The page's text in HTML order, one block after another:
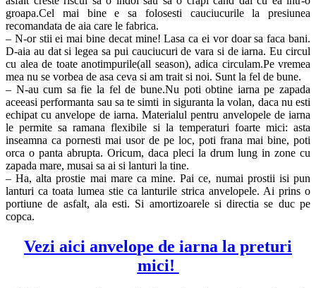
groapa.Cel mai bine e sa folosesti cauciucurile la presiunea
recomandata de aia care le fabrica.
– N-or stii ei mai bine decat mine! Lasa ca ei vor doar sa faca bani.
D-aia au dat si legea sa pui cauciucuri de vara si de iarna. Eu circul
cu alea de toate anotimpurile(all season), adica circulam.Pe vremea
mea nu se vorbea de asa ceva si am trait si noi. Sunt la fel de bune.
– N-au cum sa fie la fel de bune.Nu poti obtine iarna pe zapada
aceeasi performanta sau sa te simti in siguranta la volan, daca nu esti
echipat cu anvelope de iarna. Materialul pentru anvelopele de iarna
le permite sa ramana flexibile si la temperaturi foarte mici: asta
inseamna ca pornesti mai usor de pe loc, poti frana mai bine, poti
orca o panta abrupta. Oricum, daca pleci la drum lung in zone cu
zapada mare, musai sa ai si lanturi la tine.
– Ha, alta prostie mai mare ca mine. Pai ce, numai prostii isi pun
lanturi ca toata lumea stie ca lanturile strica anvelopele. Ai prins o
portiune de asfalt, ala esti. Si amortizoarele si directia se duc pe
copca.
Vezi aici anvelope de iarna la preturi
mici!